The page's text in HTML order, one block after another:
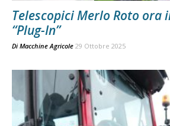
Telescopici Merlo Roto ora
“Plug-In”
Di Macchine Agricole 29 Ottobre 2025